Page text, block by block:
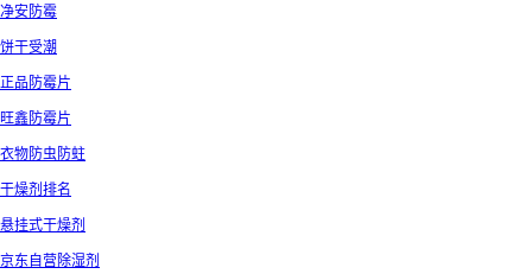
净安防霉
饼干受潮
正品防霉片
旺鑫防霉片
衣物防虫防蛀
干燥剂排名
悬挂式干燥剂
京东自营除湿剂